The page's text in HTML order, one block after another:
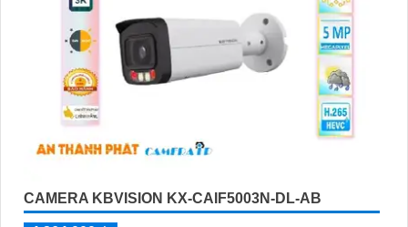
CAMERA KBVISION KX-CAIF5003N-DL-AB